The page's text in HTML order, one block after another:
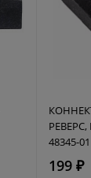
48345-
199 ₽